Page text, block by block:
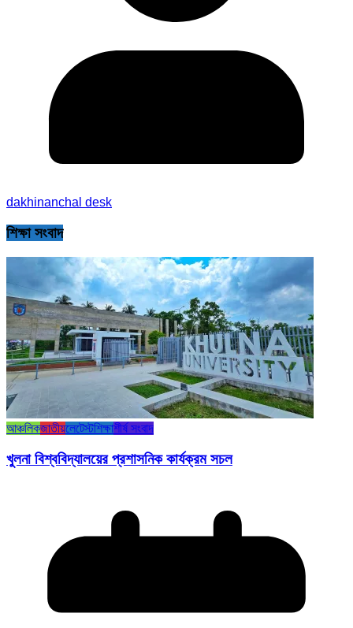
dakhinanchal desk
শিক্ষা সংবাদ
আঞ্চলিকজাতীয়লেটেস্টশিক্ষাশীর্ষ সংবাদ
খুলনা বিশ্ববিদ্যালয়ের প্রশাসনিক কার্যক্রম সচল